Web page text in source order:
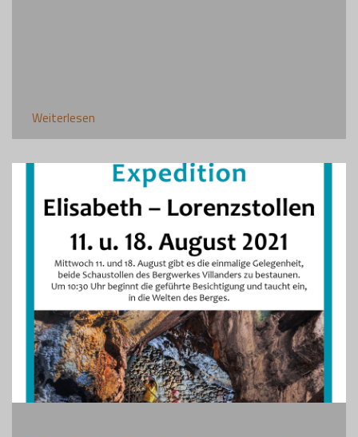
Weiterlesen